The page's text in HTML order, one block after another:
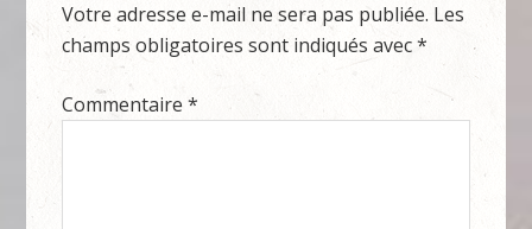
Votre adresse e-mail ne sera pas publiée. Les
champs obligatoires sont indiqués avec*
Commentaire*